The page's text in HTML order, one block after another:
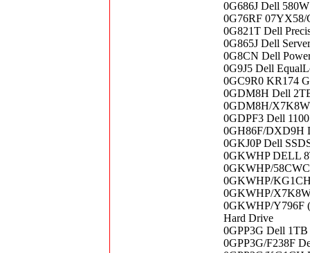
0G686J Dell
0G76RF 07YX58/
0G821T Dell
0G865J Dell
0G8CN Dell
0G9J5 Dell
0GC9R0 KR174
0GDM8H Dell
0GDM8H/X7K8W
0GDPF3 Dell
0GH86F/DXD9H
0GKJ0P Dell
0GKWHP DELL
0GKWHP/
0GKWHP/
0GKWHP/
0GKWHP/Y796F
Hard Drive
0GPP3G Dell
0GPP3G/F238F